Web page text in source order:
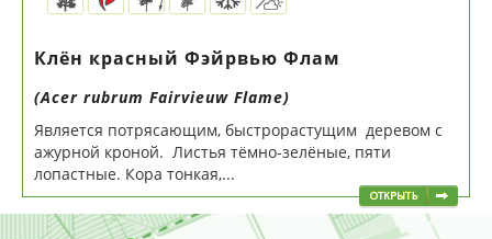
Клён красный Фэйрвью Флам
(Acer rubrum Fairvieuw Flame)
Является потрясающим, быстрорастущим деревом с
ажурной кроной. Листья тёмно-зелёные, пяти
лопастные. Кора тонкая,...